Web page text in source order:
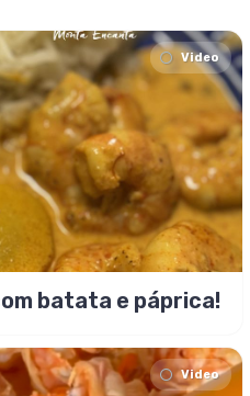
Video
batata e páprica!
Video